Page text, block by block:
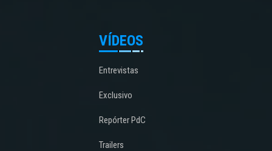
VÍDEOS
Entrevistas
Exclusivo
Repórter PdC
Trailers